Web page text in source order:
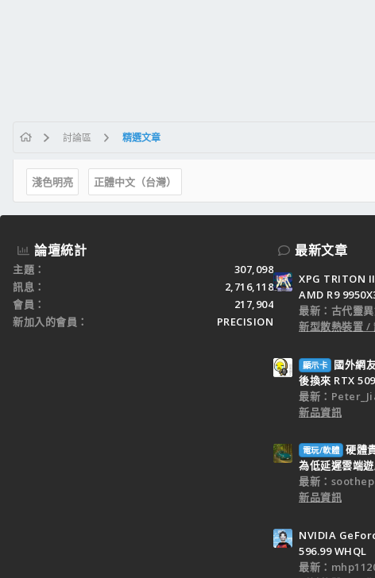
討論區 精選文章
淺色明亮 正體中文（台灣）
論壇統計
主題
307,098
訊息
2,716,118
會員
217,904
新加入的會員
PRECISION
最新文章
XPG TRITON
AMD R9
最新：古代靈
新型散熱裝置 /
顯示卡
國外網
後換來 RTX
最新：
新品資訊
電玩/軟體 硬體
為低延遲雲端
最新：
新品資訊
NVIDIA
596.99 WHQL
最新：